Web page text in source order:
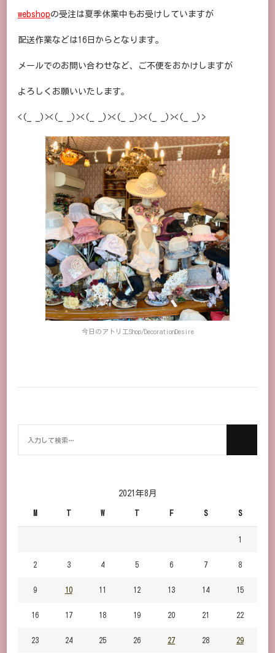
webshopの受注は夏季休業中もお受けしていますが
配送作業などは16日からとなります。
メールでのお問い合わせなど、ご不便をおかけしますが
よろしくお願いいたします。
<(_ _)><(_ _)><(_ _)><(_ _)><(_ _)><(_ _)>
今日のアトリエShop/DecorationDesire
2021年8月
M W F S S
1
2 3 4 5 6 7 8
9 10 11 12 13 14 15
16 17 18 19 20 21 22
23 24 25 26 27 28 29